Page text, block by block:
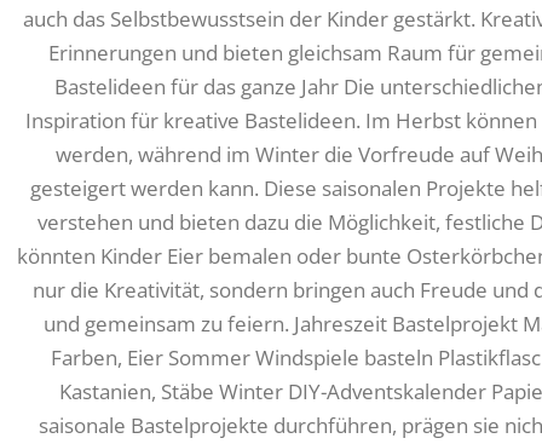
auch das Selbstbewusstsein der Kinder gestärkt.
Erinnerungen und bieten gleichsam Raum für
Bastelideen für das ganze Jahr Die
Inspiration für kreative Bastelideen. Im Herbst
werden, während im Winter die Vorfreude auf
gesteigert werden kann. Diese saisonalen Projekte
verstehen und bieten dazu die Möglichkeit, festliche
könnten Kinder Eier bemalen oder bunte
nur die Kreativität, sondern bringen auch Freude und
und gemeinsam zu feiern. Jahreszeit Bastelprojekt
Farben, Eier Sommer Windspiele basteln
Kastanien, Stäbe Winter DIY-Adventskalender
saisonale Bastelprojekte durchführen, prägen sie